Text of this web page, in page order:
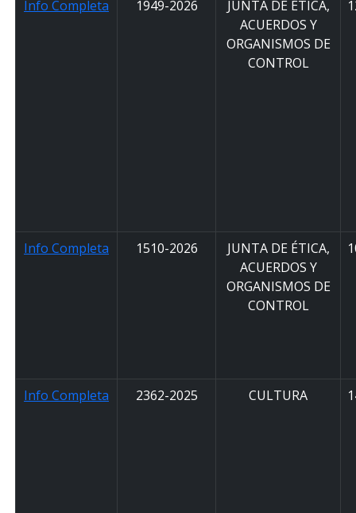
Info Completa 1949-2026
JUNTA DE ÉTICA,
ACUERDOS Y
ORGANISMOS DE
CONTROL
Info Completa 1510-2026
JUNTA DE ÉTICA,
ACUERDOS Y
ORGANISMOS DE
CONTROL
Info Completa 2362-2025 CULTURA